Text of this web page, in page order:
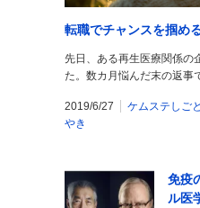
転職でチャンスを掴め
先日、ある再生医療関係の
た。数カ月悩んだ末の返事
2019/6/27 ケムステしごと
やき
免疫
ル医